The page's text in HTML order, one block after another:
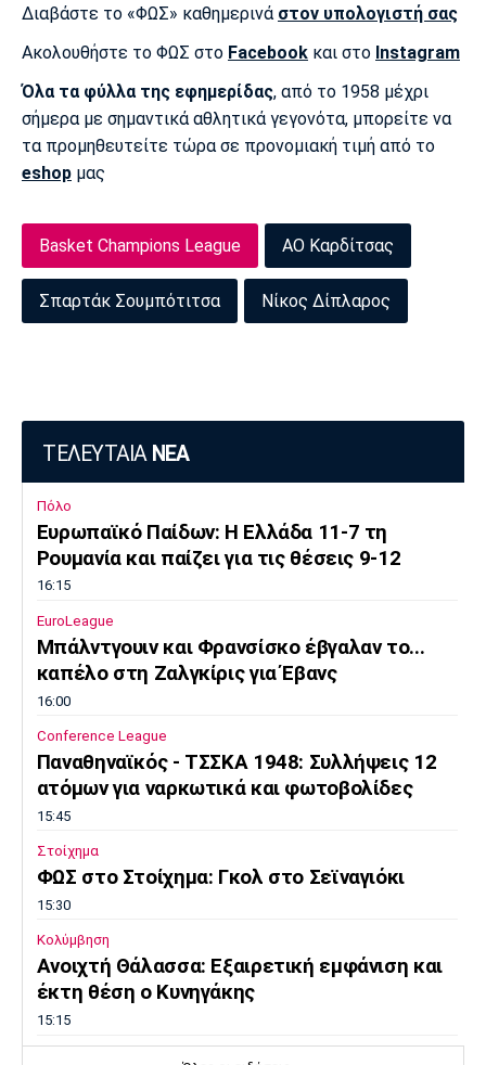
Διαβάστε το «ΦΩΣ» καθημερινά στον υπολογιστή σας
Ακολουθήστε το ΦΩΣ στο Facebook και στο Instagram
Όλα τα φύλλα της εφημερίδας, από το 1958 μέχρι
σήμερα με σημαντικά αθλητικά γεγονότα, μπορείτε να
τα προμηθευτείτε τώρα σε προνομιακή τιμή από το
eshop μας
Basket Champions League ΑΟ Καρδίτσας
Σπαρτάκ Σουμπότιτσα Νίκος Δίπλαρος
ΤΕΛΕΥΤΑΙΑ ΝΕΑ
Πόλο
Ευρωπαϊκό Παίδων: Η Ελλάδα 11-7 τη
Ρουμανία και παίζει για τις θέσεις 9-12
16:15
EuroLeague
Μπάλντγουιν και Φρανσίσκο έβγαλαν το...
καπέλο στη Ζαλγκίρις για Έβανς
16:00
Conference League
Παναθηναϊκός - ΤΣΣΚΑ 1948: Συλλήψεις 12
ατόμων για ναρκωτικά και φωτοβολίδες
15:45
Στοίχημα
ΦΩΣ στο Στοίχημα: Γκολ στο Σεϊναγιόκι
15:30
Κολύμβηση
Ανοιχτή Θάλασσα: Εξαιρετική εμφάνιση και
έκτη θέση ο Κυνηγάκης
15:15